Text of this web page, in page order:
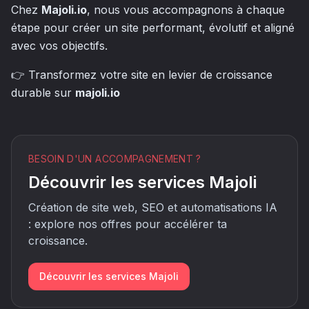
Chez Majoli.io, nous vous accompagnons à chaque
étape pour créer un site performant, évolutif et aligné
avec vos objectifs.
👉 Transformez votre site en levier de croissance
durable sur majoli.io
BESOIN D'UN ACCOMPAGNEMENT ?
Découvrir les services Majoli
Création de site web, SEO et automatisations IA
: explore nos offres pour accélérer ta
croissance.
Découvrir les services Majoli